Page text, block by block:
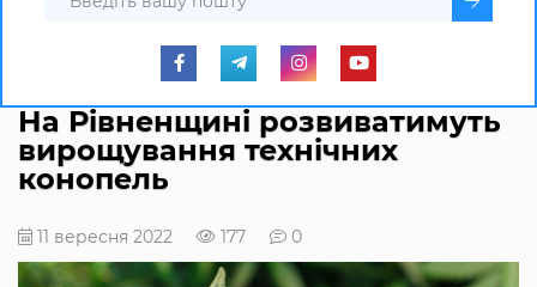
На Рівненщині розвиватимуть
вирощування технічних
конопель
11 вересня 2022 177 0